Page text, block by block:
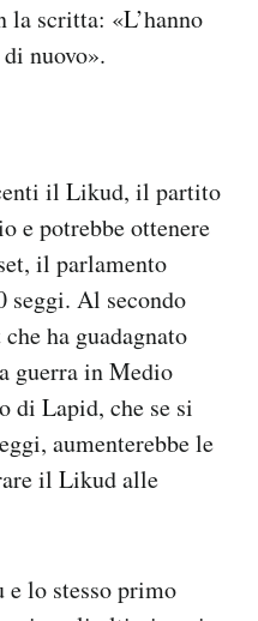
la scritta: «L’hanno
nuovo».
il Likud, il partito
e potrebbe ottenere
il parlamento
seggi. Al secondo
ha guadagnato
guerra in Medio
di Lapid, che se si
aumenterebbe le
il Likud alle
e lo stesso primo